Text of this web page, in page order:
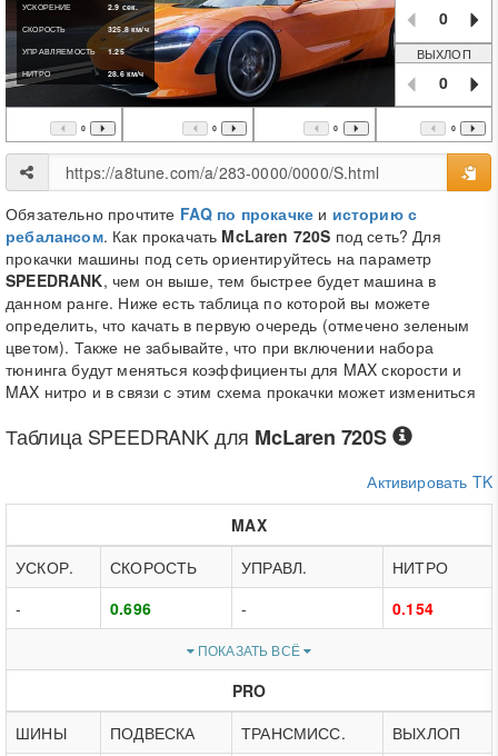
УСКОРЕНИЕ 2.9 сек.
СКОРОСТЬ
325.8км/ч
УПРАВЛЯЕМОСТЬ
1.25
НИТРО
28.6км/ч
0
ВЫХЛОП
0
0 0 0 0
Обязательно прочтите FAQ по прокачке и историю с
ребалансом. Как прокачать McLaren 720S под сеть? Для
прокачки машины под сеть ориентируйтесь на параметр
SPEEDRANK, чем он выше, тем быстрее будет машина в
данном ранге. Ниже есть таблица по которой вы можете
определить, что качать в первую очередь (отмечено зеленым
цветом). Также не забывайте, что при включении набора
тюнинга будут меняться коэффициенты для MAX скорости и
MAX нитро и в связи с этим схема прокачки может измениться
Таблица SPEEDRANKдля McLaren 720S
Активировать TK
MAX
УСКОР.
СКОРОСТЬ УПРАВЛ.
НИТРО
-
0.696 - 0.154
ПОКАЗАТЬ ВСЁ
PRO
ШИНЫ
ПОДВЕСКА ТРАНСМИСС.
ВЫХЛОП